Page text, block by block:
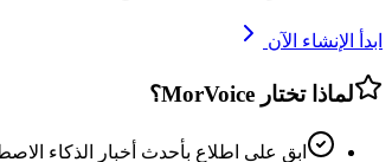
ابدأ الإنشاء الآن
لماذا تختار MorVoice؟
ابق على اطلاع بأحدث أخبار الذكاء